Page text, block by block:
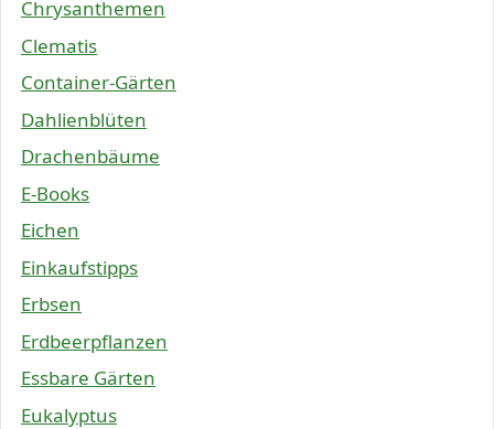
Chrysanthemen
Clematis
Container-Gärten
Dahlienblüten
Drachenbäume
E-Books
Eichen
Einkaufstipps
Erbsen
Erdbeerpflanzen
Essbare Gärten
Eukalyptus